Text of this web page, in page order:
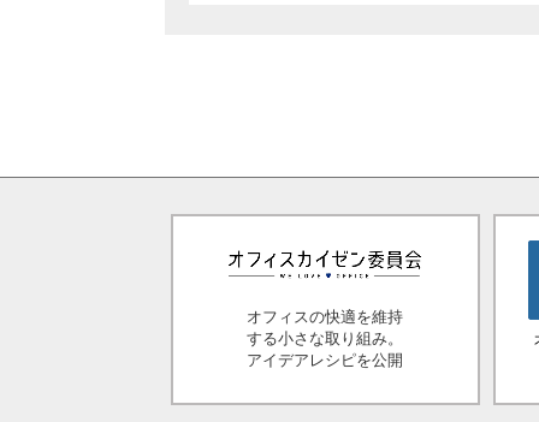
オフィスの快適を維持
する小さな取り組み。
アイデアレシピを公開